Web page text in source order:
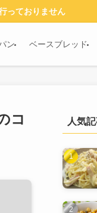
っておりません
ン ベースブレッド
コ
人気